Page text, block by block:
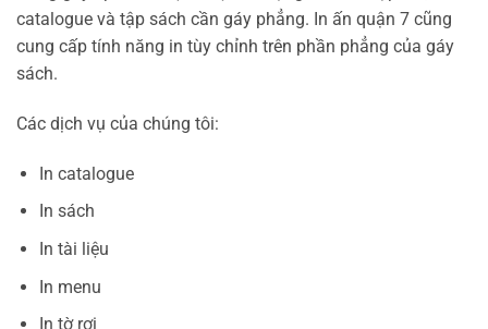
catalogue và tập sách cần gáy phẳng. In ấn quận 7 cũng
cung cấp tính năng in tùy chỉnh trên phần phẳng của gáy
sách.
Các dịch vụ của chúng tôi:
In catalogue
In sách
In tài liệu
In menu
In tờ rơi